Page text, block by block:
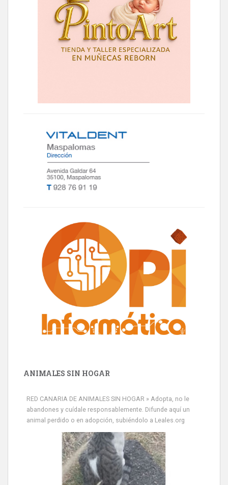
ANIMALES SIN HOGAR
RED CANARIA DE ANIMALES SIN HOGAR » Adopta, no le
abandones y cuídale responsablemente. Difunde aquí un
animal perdido o en adopción, subiéndolo a Leales.org